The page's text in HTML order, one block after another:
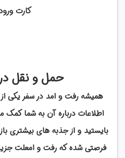
کارت
حمل و نقل
همیشه رفت و امد در سفر یکی
اطلاعات درباره آن به شما
بایستید و از جذبه های بیشتری
فرصتی شده که رفت و امعلت